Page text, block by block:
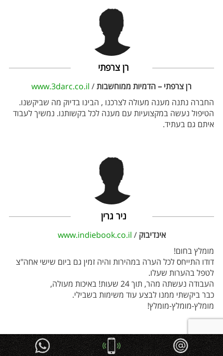
רן צרפתי
רן צרפתי – הדמיות ממוחשבות/
www.3darc.co.il
החברה נתנה מענה מעולה לצרכנו , הבינו בדיוק מה שביקשנו.
הטיפול נעשה במקצועיות עם מענה לכל בקשותנו. נמשיך לעבוד
איתם גם בעתיד.
ניר גרין
אינדיבוק/
www.indiebook.co.il
מומלץ בחום!
דודו התייחס לכל הערה במהירות והיה זמין גם ביום שישי אחה"צ
לטפל בהערות שעלו.
העבודה נעשתה מהר, תוך 24 שעות! באיכות מעולה,
כבר ביקשתי ממנו לבצע עוד משימות בשבילי.
מומלץ-מומלץ-מומלץ!